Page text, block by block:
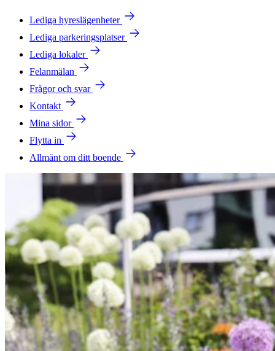
Lediga hyreslägenheter
Lediga parkeringsplatser
Lediga lokaler
Felanmälan
Frågor och svar
Kontakt
Mina sidor
Flytta in
Allmänt om ditt boende